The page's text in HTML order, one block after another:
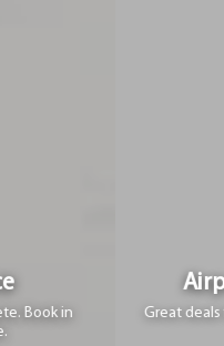
Airport & Port
Great deals from Heraklion,